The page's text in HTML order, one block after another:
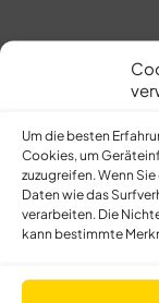
Um die besten
Cookies, um
zuzugreifen. Wenn
Daten wie das
verarbeiten. Die
kann bestimmte